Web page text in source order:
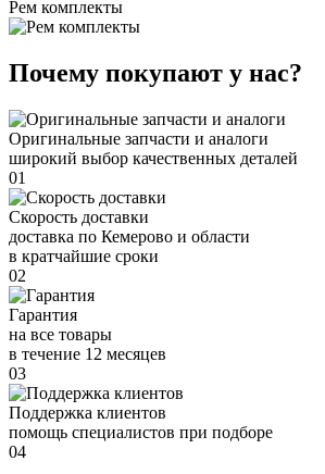
Рем комплекты
Почему покупают у нас?
Оригинальные запчасти и аналоги
широкий выбор качественных деталей
01
Скорость доставки
доставка по Кемерово и области
в кратчайшие сроки
02
Гарантия
на все товары
в течение 12 месяцев
03
Поддержка клиентов
помощь специалистов при подборе
04